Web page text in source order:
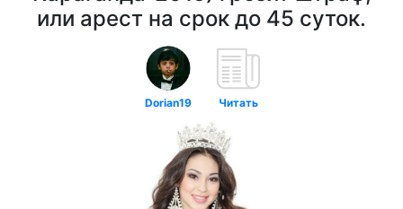
или арест на срок до 45 суток.
Dorian19 Читать